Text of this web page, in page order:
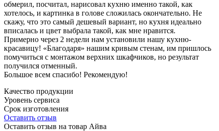
обмерил, посчитал, нарисовал кухню именно такой, как
хотелось, и картинка в голове сложилась окончательно. Не
скажу, что это самый дешевый вариант, но кухня идеально
вписалась и цвет выбрала такой, как мне нравится.
Примерно через 2 недели нам установили нашу кухню-
красавицу! «Благодаря» нашим кривым стенам, им пришлось
помучиться с монтажом верхних шкафчиков, но результат
получился отменный.
Большое всем спасибо! Рекомендую!
Качество продукции
Уровень сервиса
Срок изготовления
Оставить отзыв
Оставить отзыв на товар Айва